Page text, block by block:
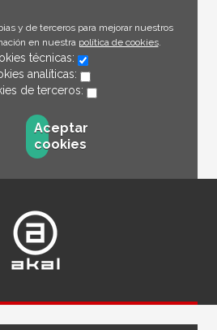
y de terceros para mejorar nuestros
en nuestra política de cookies.
técnicas:
analíticas:
de terceros:
Aceptar
cookies